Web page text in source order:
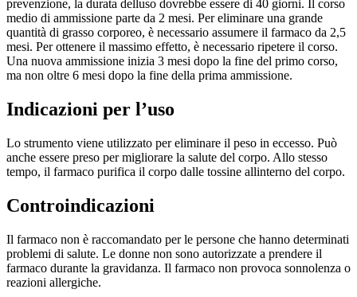
prevenzione, la durata delluso dovrebbe essere di 40 giorni. Il corso
medio di ammissione parte da 2 mesi. Per eliminare una grande
quantità di grasso corporeo, è necessario assumere il farmaco da 2,5
mesi. Per ottenere il massimo effetto, è necessario ripetere il corso.
Una nuova ammissione inizia 3 mesi dopo la fine del primo corso,
ma non oltre 6 mesi dopo la fine della prima ammissione.
Indicazioni per l’uso
Lo strumento viene utilizzato per eliminare il peso in eccesso. Può
anche essere preso per migliorare la salute del corpo. Allo stesso
tempo, il farmaco purifica il corpo dalle tossine allinterno del corpo.
Controindicazioni
Il farmaco non è raccomandato per le persone che hanno determinati
problemi di salute. Le donne non sono autorizzate a prendere il
farmaco durante la gravidanza. Il farmaco non provoca sonnolenza o
reazioni allergiche.